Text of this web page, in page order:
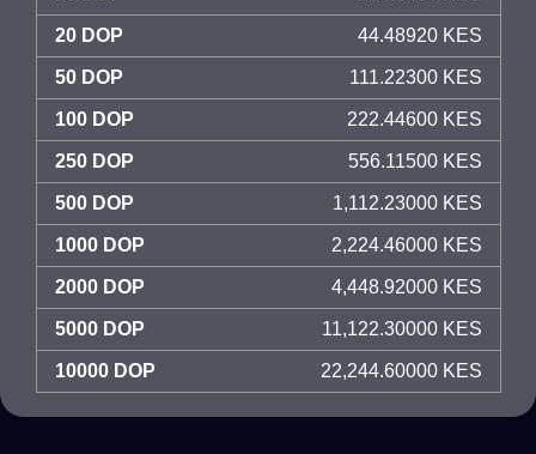
20 DOP 44.48920 KES
50 DOP 111.22300 KES
100 DOP 222.44600 KES
250 DOP 556.11500 KES
500 DOP 1,112.23000 KES
1000 DOP 2,224.46000 KES
2000 DOP 4,448.92000 KES
5000 DOP 11,122.30000 KES
10000 DOP 22,244.60000 KES